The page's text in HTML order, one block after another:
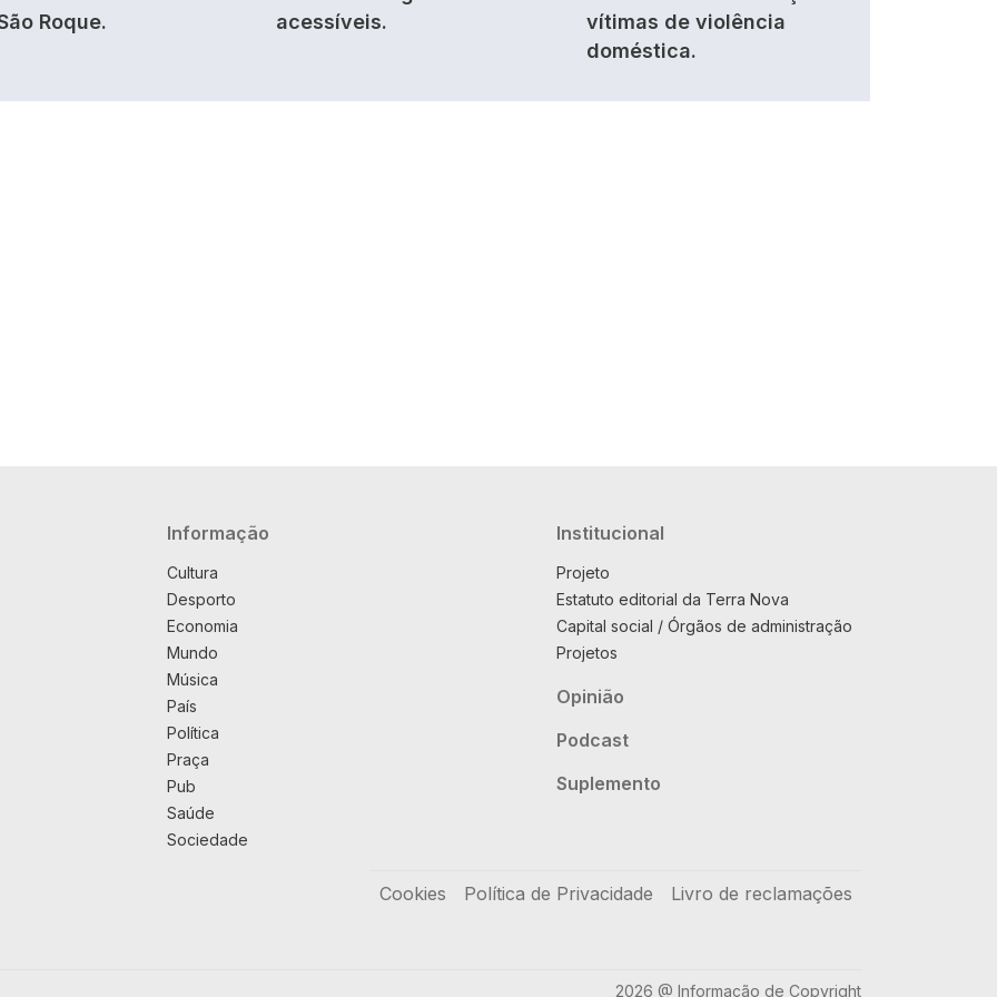
Roque.
acessíveis.
vítimas de violência
doméstica.
Navegação principal
Informação
Cultura
Desporto
Economia
Mundo
Música
País
Política
Praça
Pub
Saúde
Sociedade
Institucional
Projeto
Estatuto editorial da Terra Nova
Capital social / Órgãos de administração
Projetos
Opinião
Podcast
Suplemento
Cookies Política de Privacidade Livro de reclamações
2026 @ Informação de Copyright